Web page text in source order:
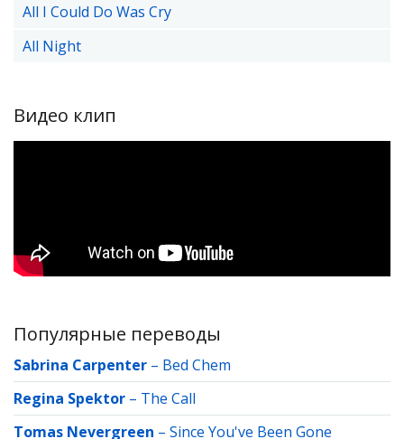
All I Could Do Was Cry
All Night
Видео клип
Популярные переводы
Sabrina Carpenter – Bed Chem
Regina Spektor – The Call
Tomas Nevergreen – Since You've Been Gone